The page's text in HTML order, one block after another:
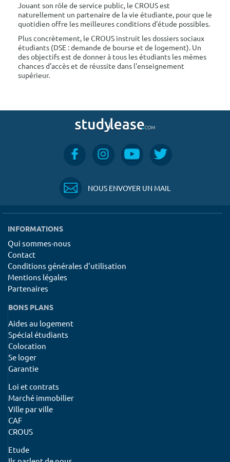
Jouant son rôle de service public, le CROUS est
naturellement un partenaire de la vie étudiante, pour que le
quotidien offre les meilleures conditions d'étude possibles.
Plus concrètement, le CROUS instruit les dossiers sociaux
étudiants (DSE : demande de bourse et de logement). Un
des objectifs est de donner à tous les étudiants les mêmes
chances d'accès et de réussite dans l'enseignement
supérieur.
NOUS ENVOYER UN MAIL
INFORMATIONS
Qui sommes-nous
Contact
Conditions générales d'utilisation
Mentions légales
Partenaires
BONS PLANS
Aides au logement
Spécial étudiants
Colocation
Se loger
Garantie
Loi et contrats
Marché immobilier
Ville par ville
CAF
CROUS
Etude